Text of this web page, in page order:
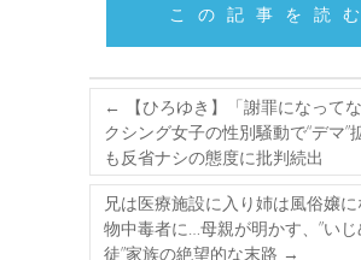
この記事を読む
←
【ひろゆき】「謝罪になって
クシング女子の性別騒動で“デマ
も反省ナシの態度に批判続出
兄は医療施設に入り姉は風俗嬢
物中毒者に…母親が明かす、”い
徒”家族の絶望的な末路 →